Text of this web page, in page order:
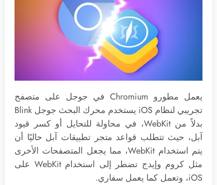
يعمل مطورو Chromium في جوجل على متصفح
تجريبي لنظام iOS يستخدم محرك البحث جوجل Blink
بدلاً من WebKit، في محاولة للتحايل أو كسر قيود
آبل، حيث تتطلب قواعد متجر تطبيقات آبل حاليًا أن
يتم استخدام WebKit، مما يجعل المتصفحات الأخرى
مثل كروم وإيدج تضطر إلى استخدام WebKit على
iOS، وتعمل كما يعمل سفاري.